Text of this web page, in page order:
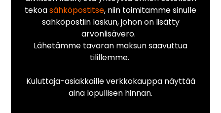
tekoasähköpostitse, niin toimitamme sinulle
sähköpostiin laskun, johon on lisätty
arvonlisävero.
Lähetämme tavaran maksun saavuttua
tilillemme.
Kuluttaja-asiakkaille verkkokauppa näyttää
aina lopullisen hinnan.